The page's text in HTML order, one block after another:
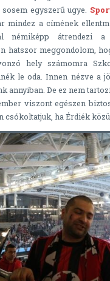
egyszerű ugye.
mindez a címének
némiképp átrendezi a
hatszor meggondolom,
hely számomra
le oda. Innen nézve a
annyiban. De ez nem
viszont egészen
csókoltatjuk, ha Érdiék